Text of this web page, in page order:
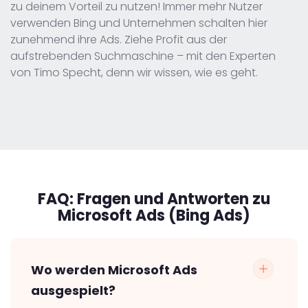
zu deinem Vorteil zu nutzen! Immer mehr Nutzer
verwenden Bing und Unternehmen schalten hier
zunehmend ihre Ads. Ziehe Profit aus der
aufstrebenden Suchmaschine – mit den Experten
von Timo Specht, denn wir wissen, wie es geht.
FAQ: Fragen und Antworten zu
Microsoft Ads (Bing Ads)
Wo werden Microsoft Ads
ausgespielt?